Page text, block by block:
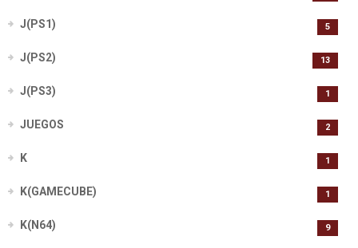
J(PS1) 5
J(PS2) 13
J(PS3) 1
JUEGOS 2
K 1
K(GAMECUBE) 1
K(N64) 9